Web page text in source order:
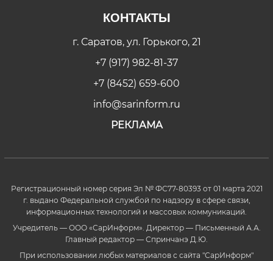
КОНТАКТЫ
г. Саратов, ул. Горького, 21
+7 (917) 982-81-37
+7 (8452) 659-600
info@sarinform.ru
РЕКЛАМА
Регистрационный номер серия Эл № ФС77-80393 от 01 марта 2021
г. выдано Федеральной службой по надзору в сфере связи,
информационных технологий и массовых коммуникаций.
Учредитель — ООО «СарИнформ». Директор — Письменный А.А.
Главный редактор — Спринчанэ Д.Ю.
При использовании любых материалов с сайта "СарИнформ"